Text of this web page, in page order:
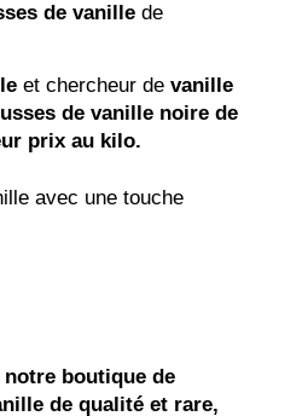
de vanillede
et chercheur de vanille
de vanille noire de
prix au kilo.
avec une touche
boutique de
de qualité et rare,